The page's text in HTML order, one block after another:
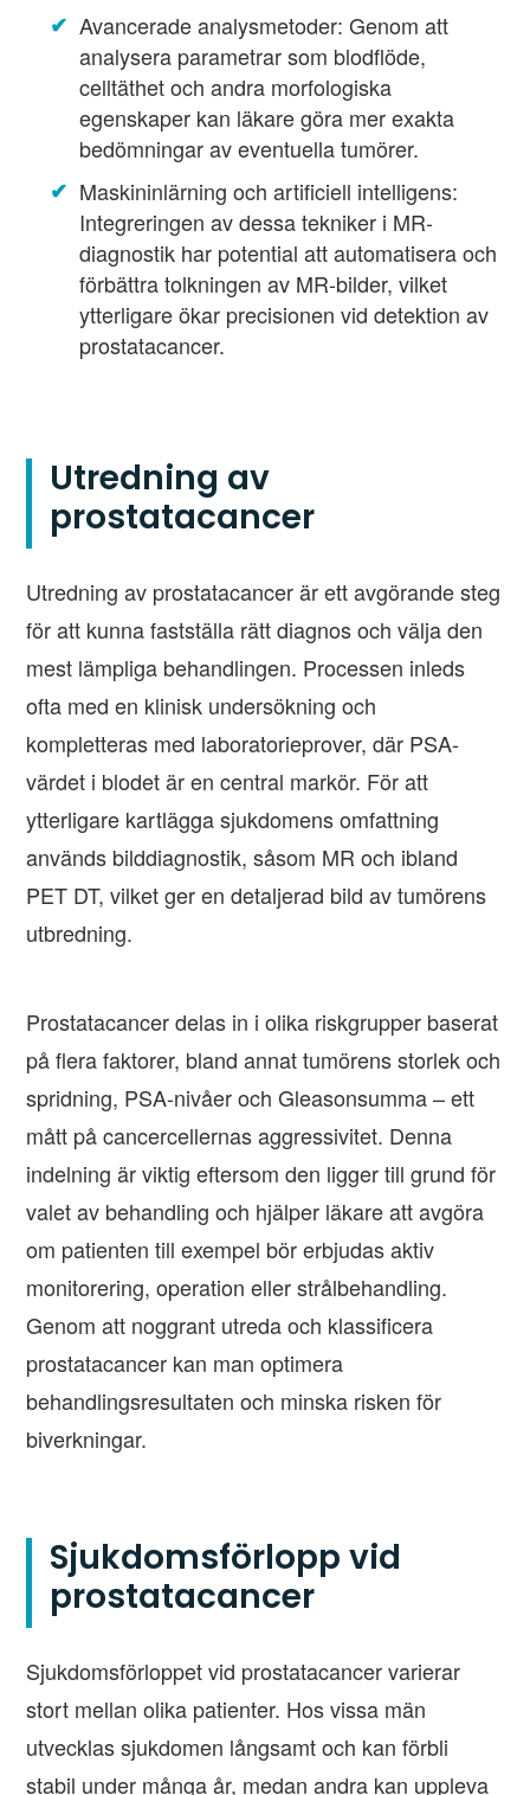
Avancerade analysmetoder: Genom att
analysera parametrar som blodflöde,
celltäthet och andra morfologiska
egenskaper kan läkare göra mer exakta
bedömningar av eventuella tumörer.
Maskininlärning och artificiell intelligens:
Integreringen av dessa tekniker i MR-
diagnostik har potential att automatisera och
förbättra tolkningen av MR-bilder, vilket
ytterligare ökar precisionen vid detektion av
prostatacancer.
Utredning av
prostatacancer
Utredning av prostatacancer är ett avgörande steg
för att kunna fastställa rätt diagnos och välja den
mest lämpliga behandlingen. Processen inleds
ofta med en klinisk undersökning och
kompletteras med laboratorieprover, där PSA-
värdet i blodet är en central markör. För att
ytterligare kartlägga sjukdomens omfattning
används bilddiagnostik, såsom MR och ibland
PET DT, vilket ger en detaljerad bild av tumörens
utbredning.
Prostatacancer delas in i olika riskgrupper baserat
på flera faktorer, bland annat tumörens storlek och
spridning, PSA-nivåer och Gleasonsumma – ett
mått på cancercellernas aggressivitet. Denna
indelning är viktig eftersom den ligger till grund för
valet av behandling och hjälper läkare att avgöra
om patienten till exempel bör erbjudas aktiv
monitorering, operation eller strålbehandling.
Genom att noggrant utreda och klassificera
prostatacancer kan man optimera
behandlingsresultaten och minska risken för
biverkningar.
Sjukdomsförlopp vid
prostatacancer
Sjukdomsförloppet vid prostatacancer varierar
stort mellan olika patienter. Hos vissa män
utvecklas sjukdomen långsamt och kan förbli
stabil under många år, medan andra kan uppleva